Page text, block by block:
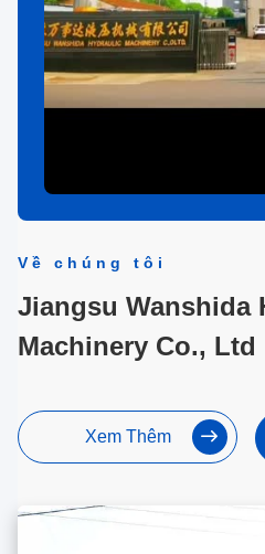
Về chúng tôi
Jiangsu Wanshida
Machinery Co., Ltd
Xem Thêm